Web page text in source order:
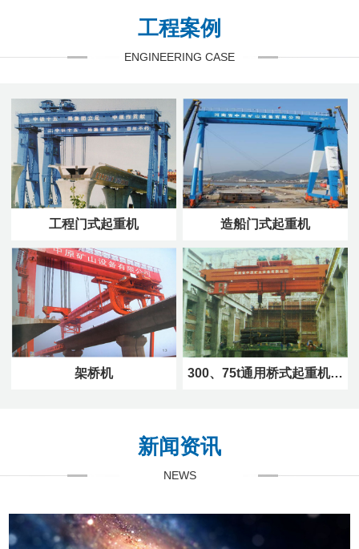
工程案例
ENGINEERING CASE
工程门式起重机 造船门式起重机
架桥机 300、75t通用桥式起重机…
新闻资讯
NEWS